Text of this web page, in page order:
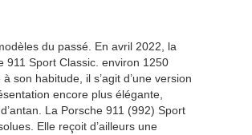
du passé. En avril 2022, la
911 Sport Classic. environ 1250
son habitude, il s’agit d’une version
encore plus élégante,
La Porsche 911 (992) Sport
Elle reçoit d’ailleurs une